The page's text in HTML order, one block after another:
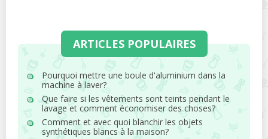
ARTICLES POPULAIRES
Pourquoi mettre une boule d'aluminium dans la
machine à laver?
Que faire si les vêtements sont teints pendant le
lavage et comment économiser des choses?
Comment et avec quoi blanchir les objets
synthétiques blancs à la maison?